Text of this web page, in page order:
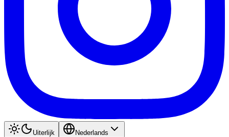
Uiterlijk
Nederlands